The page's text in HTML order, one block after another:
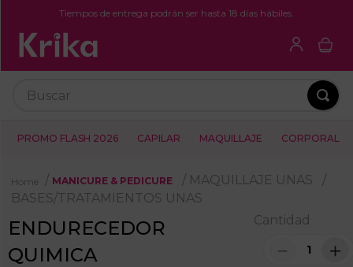
Tiempos de entrega podrán ser hasta 18 días hábiles.
PROMO FLASH 2026 CAPILAR MAQUILLAJE CORPORAL
MANICURE & PEDICURE
MAQUILLAJE UNAS
BASES/TRATAMIENTOS UNAS
ENDURECEDOR
QUIMICA
Cantidad
＋
－